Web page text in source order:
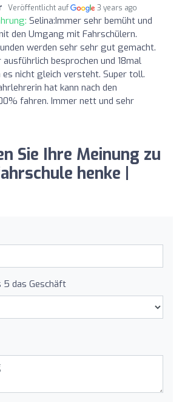
Veröffentlicht auf 3 years ago
Selina:Immer sehr bemüht und
den Umgang mit Fahrschülern.
werden sehr sehr gut gemacht.
besprochen und 18mal
nicht gleich versteht. Super toll.
hat kann nach den
fahren. Immer nett und sehr
Sie Ihre Meinung zu
henke |
5 das Geschäft